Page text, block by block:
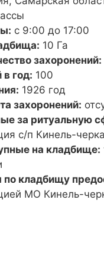
с 9:00 до 17:00
10 Га
захоронений:
в год: 100
1926 год
захоронений:
за ритуальную
с/п Кинель-
на кладбище:
кладбищу
МО Кинель-